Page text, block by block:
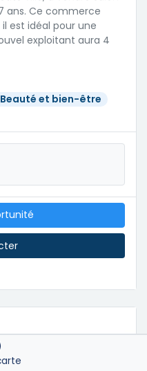
ans. Ce commerce
est idéal pour une
exploitant aura 4
et bien-être